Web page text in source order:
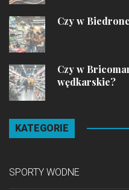
Czy w
Czy w
wędkarskie?
KATEGORIE
SPORTY WODNE